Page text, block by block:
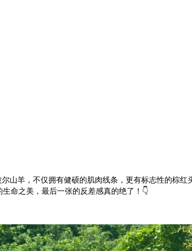
山羊，不仅拥有健硕的肌肉线条，更有标志性的棕
命之美，最后一张的反差感真的绝了！👇